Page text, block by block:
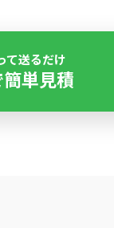
て送るだけ
単見積